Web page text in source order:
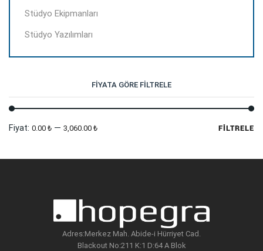
Stüdyo Ekipmanları
Stüdyo Yazılımları
FIYATA GÖRE FILTRELE
En
En
FILTRELE
Fiyat: 0.00 ₺ — 3,060.00 ₺
Adres:Merkez Mah. Abide-i Hürriyet Cad.
Blackout No:211 K:1 D:64 A Blok